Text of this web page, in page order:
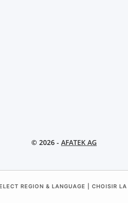
© 2026 - AFATEK AG
REGION & LANGUAGE | CHOISIR